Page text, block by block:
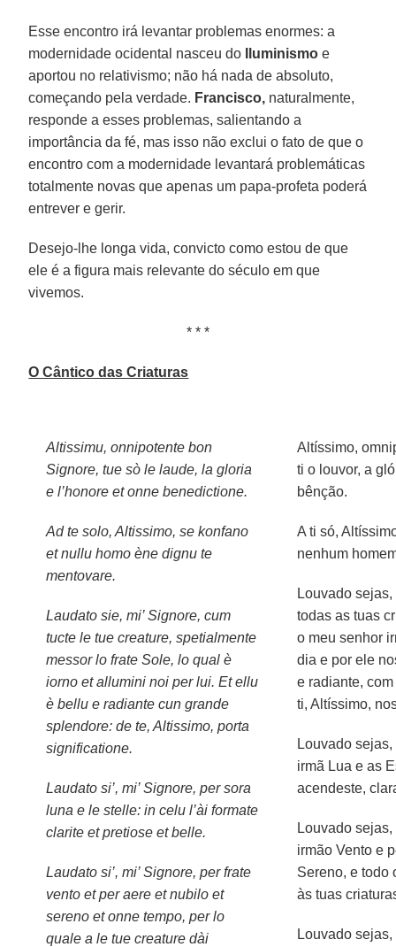
Esse encontro irá levantar problemas enormes: a
modernidade ocidental nasceu do
Iluminismo e
aportou no relativismo; não há nada de absoluto,
começando pela verdade. Francisco, naturalmente,
responde a esses problemas, salientando a
importância da fé, mas isso não exclui o fato de que o
encontro com a modernidade levantará problemáticas
totalmente novas que apenas um papa-profeta poderá
entrever e gerir.
Desejo-lhe longa vida, convicto como estou de que
ele é a figura mais relevante do século em que
vivemos.
* * *
O Cântico das Criaturas
Altissimu, onnipotente bon
Signore, tue sò le laude, la gloria
e l’honore et onne benedictione.
Ad te solo, Altissimo, se konfano
et nullu homo ène dignu te
mentovare.
Laudato sie, mi’ Signore, cum
tucte le tue creature, spetialmente
messor lo frate Sole, lo qual è
iorno et allumini noi per lui. Et ellu
è bellu e radiante cun grande
splendore: de te, Altissimo, porta
significatione.
Laudato si’, mi’ Signore, per sora
luna e le stelle: in celu l’ài formate
clarite et pretiose et belle.
Laudato si’, mi’ Signore, per frate
vento et per aere et nubilo et
sereno et onne tempo, per lo
quale a le tue creature dài
Altíssimo,
ti o louvor, a
bênção.
A ti só,
nenhum
Louvado
todas as tuas
o meu senhor
dia e por ele
e radiante,
ti, Altíssimo,
Louvado
irmã Lua e as
acendeste,
Louvado
irmão Vento e
Sereno, e todo
às tuas
Louvado